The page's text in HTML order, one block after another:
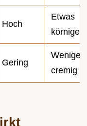
Hoch
Etwas
körniger
Gering
Weniger
cremig